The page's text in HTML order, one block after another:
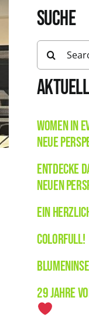
SUCHE
Search
Women in
neue
Entdecke
neuen
Ein
Colorfull!
29 Jahre